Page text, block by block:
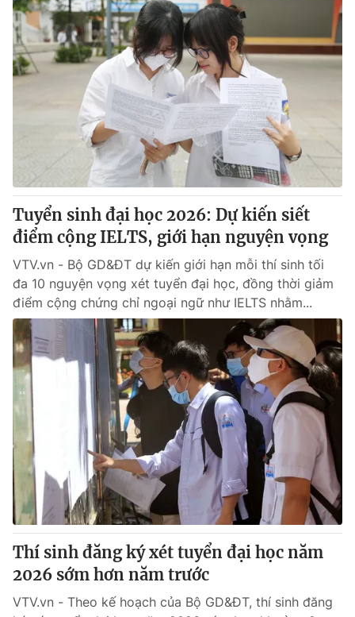
Tuyển sinh đại học 2026: Dự kiến siết
điểm cộng IELTS, giới hạn nguyện vọng
VTV.vn - Bộ GD&ĐT dự kiến giới hạn mỗi thí sinh tối
đa 10 nguyện vọng xét tuyển đại học, đồng thời giảm
điểm cộng chứng chỉ ngoại ngữ như IELTS nhằm...
Thí sinh đăng ký xét tuyển đại học năm
2026 sớm hơn năm trước
VTV.vn - Theo kế hoạch của Bộ GD&ĐT, thí sinh đăng